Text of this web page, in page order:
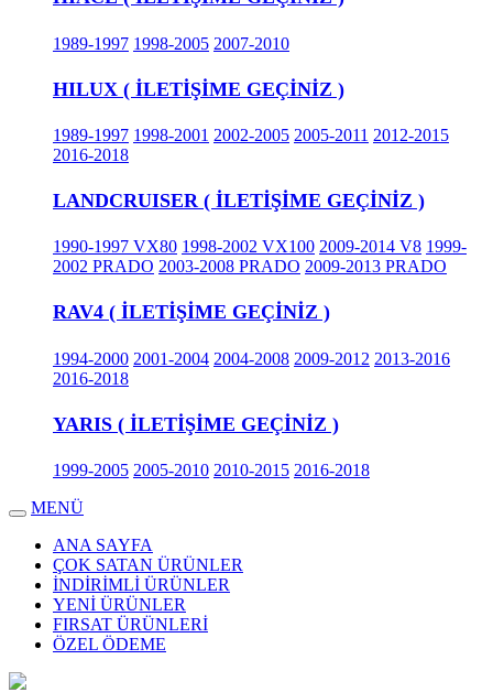
1989-1997 1998-2005 2007-2010
HILUX ( İLETİŞİME GEÇİNİZ )
1989-1997 1998-2001 2002-2005 2005-2011 2012-2015
2016-2018
LANDCRUISER ( İLETİŞİME GEÇİNİZ )
1990-1997 VX80 1998-2002 VX100 2009-2014 V8 1999-
2002 PRADO 2003-2008 PRADO 2009-2013 PRADO
RAV4 ( İLETİŞİME GEÇİNİZ )
1994-2000 2001-2004 2004-2008 2009-2012 2013-2016
2016-2018
YARIS ( İLETİŞİME GEÇİNİZ )
1999-2005 2005-2010 2010-2015 2016-2018
MENÜ
ANA SAYFA
ÇOK SATAN ÜRÜNLER
İNDİRİMLİ ÜRÜNLER
YENİ ÜRÜNLER
FIRSAT ÜRÜNLERİ
ÖZEL ÖDEME